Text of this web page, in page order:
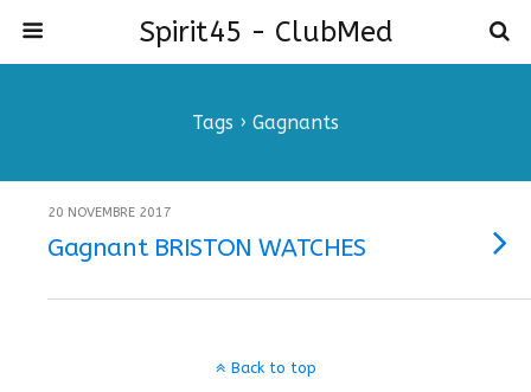
Spirit45 - ClubMed
Tags › Gagnants
20 NOVEMBRE 2017
Gagnant BRISTON WATCHES
Back to top